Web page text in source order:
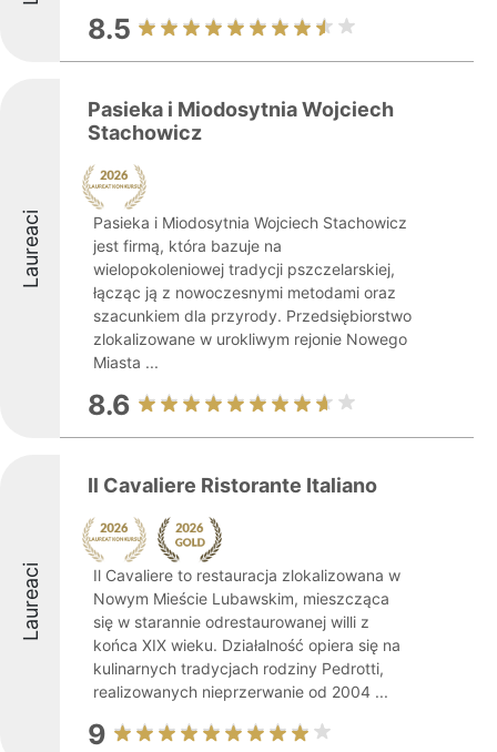
8.5
Laureaci
Pasieka i Miodosytnia Wojciech
Stachowicz
Pasieka i Miodosytnia Wojciech Stachowicz
jest firmą, która bazuje na
wielopokoleniowej tradycji pszczelarskiej,
łącząc ją z nowoczesnymi metodami oraz
szacunkiem dla przyrody. Przedsiębiorstwo
zlokalizowane w urokliwym rejonie Nowego
Miasta ...
8.6
Laureaci
Il Cavaliere Ristorante Italiano
Il Cavaliere to restauracja zlokalizowana w
Nowym Mieście Lubawskim, mieszcząca
się w starannie odrestaurowanej willi z
końca XIX wieku. Działalność opiera się na
kulinarnych tradycjach rodziny Pedrotti,
realizowanych nieprzerwanie od 2004 ...
9